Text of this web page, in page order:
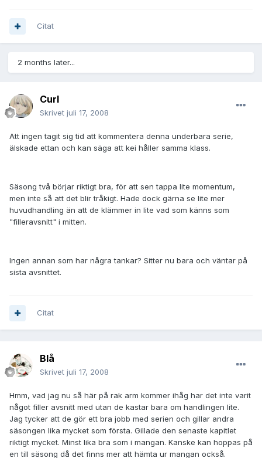
Citat
2 months later...
Curl
Skrivet juli 17, 2008
Att ingen tagit sig tid att kommentera denna underbara serie,
älskade ettan och kan säga att kei håller samma klass.
Säsong två börjar riktigt bra, för att sen tappa lite momentum,
men inte så att det blir tråkigt. Hade dock gärna se lite mer
huvudhandling än att de klämmer in lite vad som känns som
"filleravsnitt" i mitten.
Ingen annan som har några tankar? Sitter nu bara och väntar på
sista avsnittet.
Citat
Blå
Skrivet juli 17, 2008
Hmm, vad jag nu så här på rak arm kommer ihåg har det inte varit
något filler avsnitt med utan de kastar bara om handlingen lite.
Jag tycker att de gör ett bra jobb med serien och gillar andra
säsongen lika mycket som första. Gillade den senaste kapitlet
riktigt mycket. Minst lika bra som i mangan. Kanske kan hoppas på
en till säsong då det finns mer att hämta ur mangan också.